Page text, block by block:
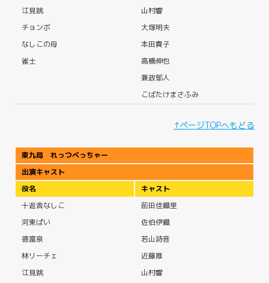
江見跳
山村響
チョンボ
大塚明夫
なしこの母
本田貴子
雀士
高橋伸也
兼政郁人
こばたけまさふみ
↑ページTOPへもどる
東九局 れっつべっちゃー
出演キャスト
役名
キャスト
十返舎なしこ
前田佳織里
河東ぱい
佐伯伊織
徳富泉
若山詩音
林リーチェ
近藤唯
江見跳
山村響